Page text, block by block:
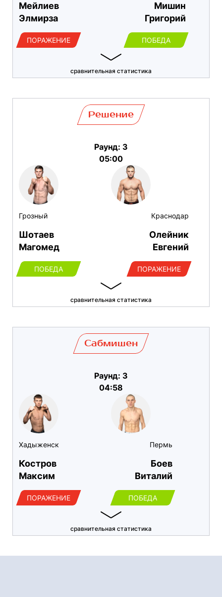
Мейлиев
Элмирза
ПОРАЖЕНИЕ
Мишин
Григорий
ПОБЕДА
сравнительная статистика
Грозный
Шотаев
Магомед
ПОБЕДА
Решение
Раунд: 3
05:00
Краснодар
Олейник
Евгений
ПОРАЖЕНИЕ
сравнительная статистика
Хадыженск
Костров
Максим
ПОРАЖЕНИЕ
Сабмишен
Раунд: 3
04:58
Пермь
Боев
Виталий
ПОБЕДА
сравнительная статистика